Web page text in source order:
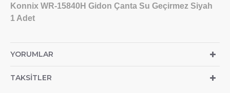
Konnix WR-15840H Gidon Çanta Su Geçirmez Siyah
1 Adet
YORUMLAR
TAKSITLER